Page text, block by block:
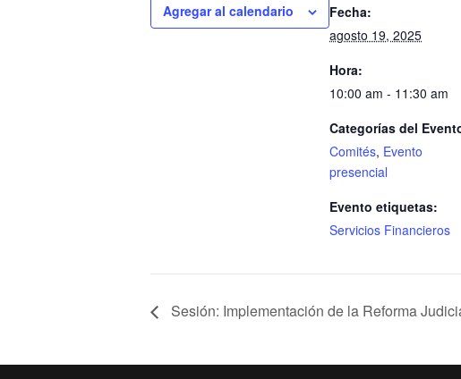
Agregar al calendario
Fecha:
agosto 19, 2025
Hora:
10:00 am - 11:30 am
Categorías del
Comités, Evento
presencial
Evento etiquetas:
Servicios Financieros
Sesión: Implementación de la Reforma